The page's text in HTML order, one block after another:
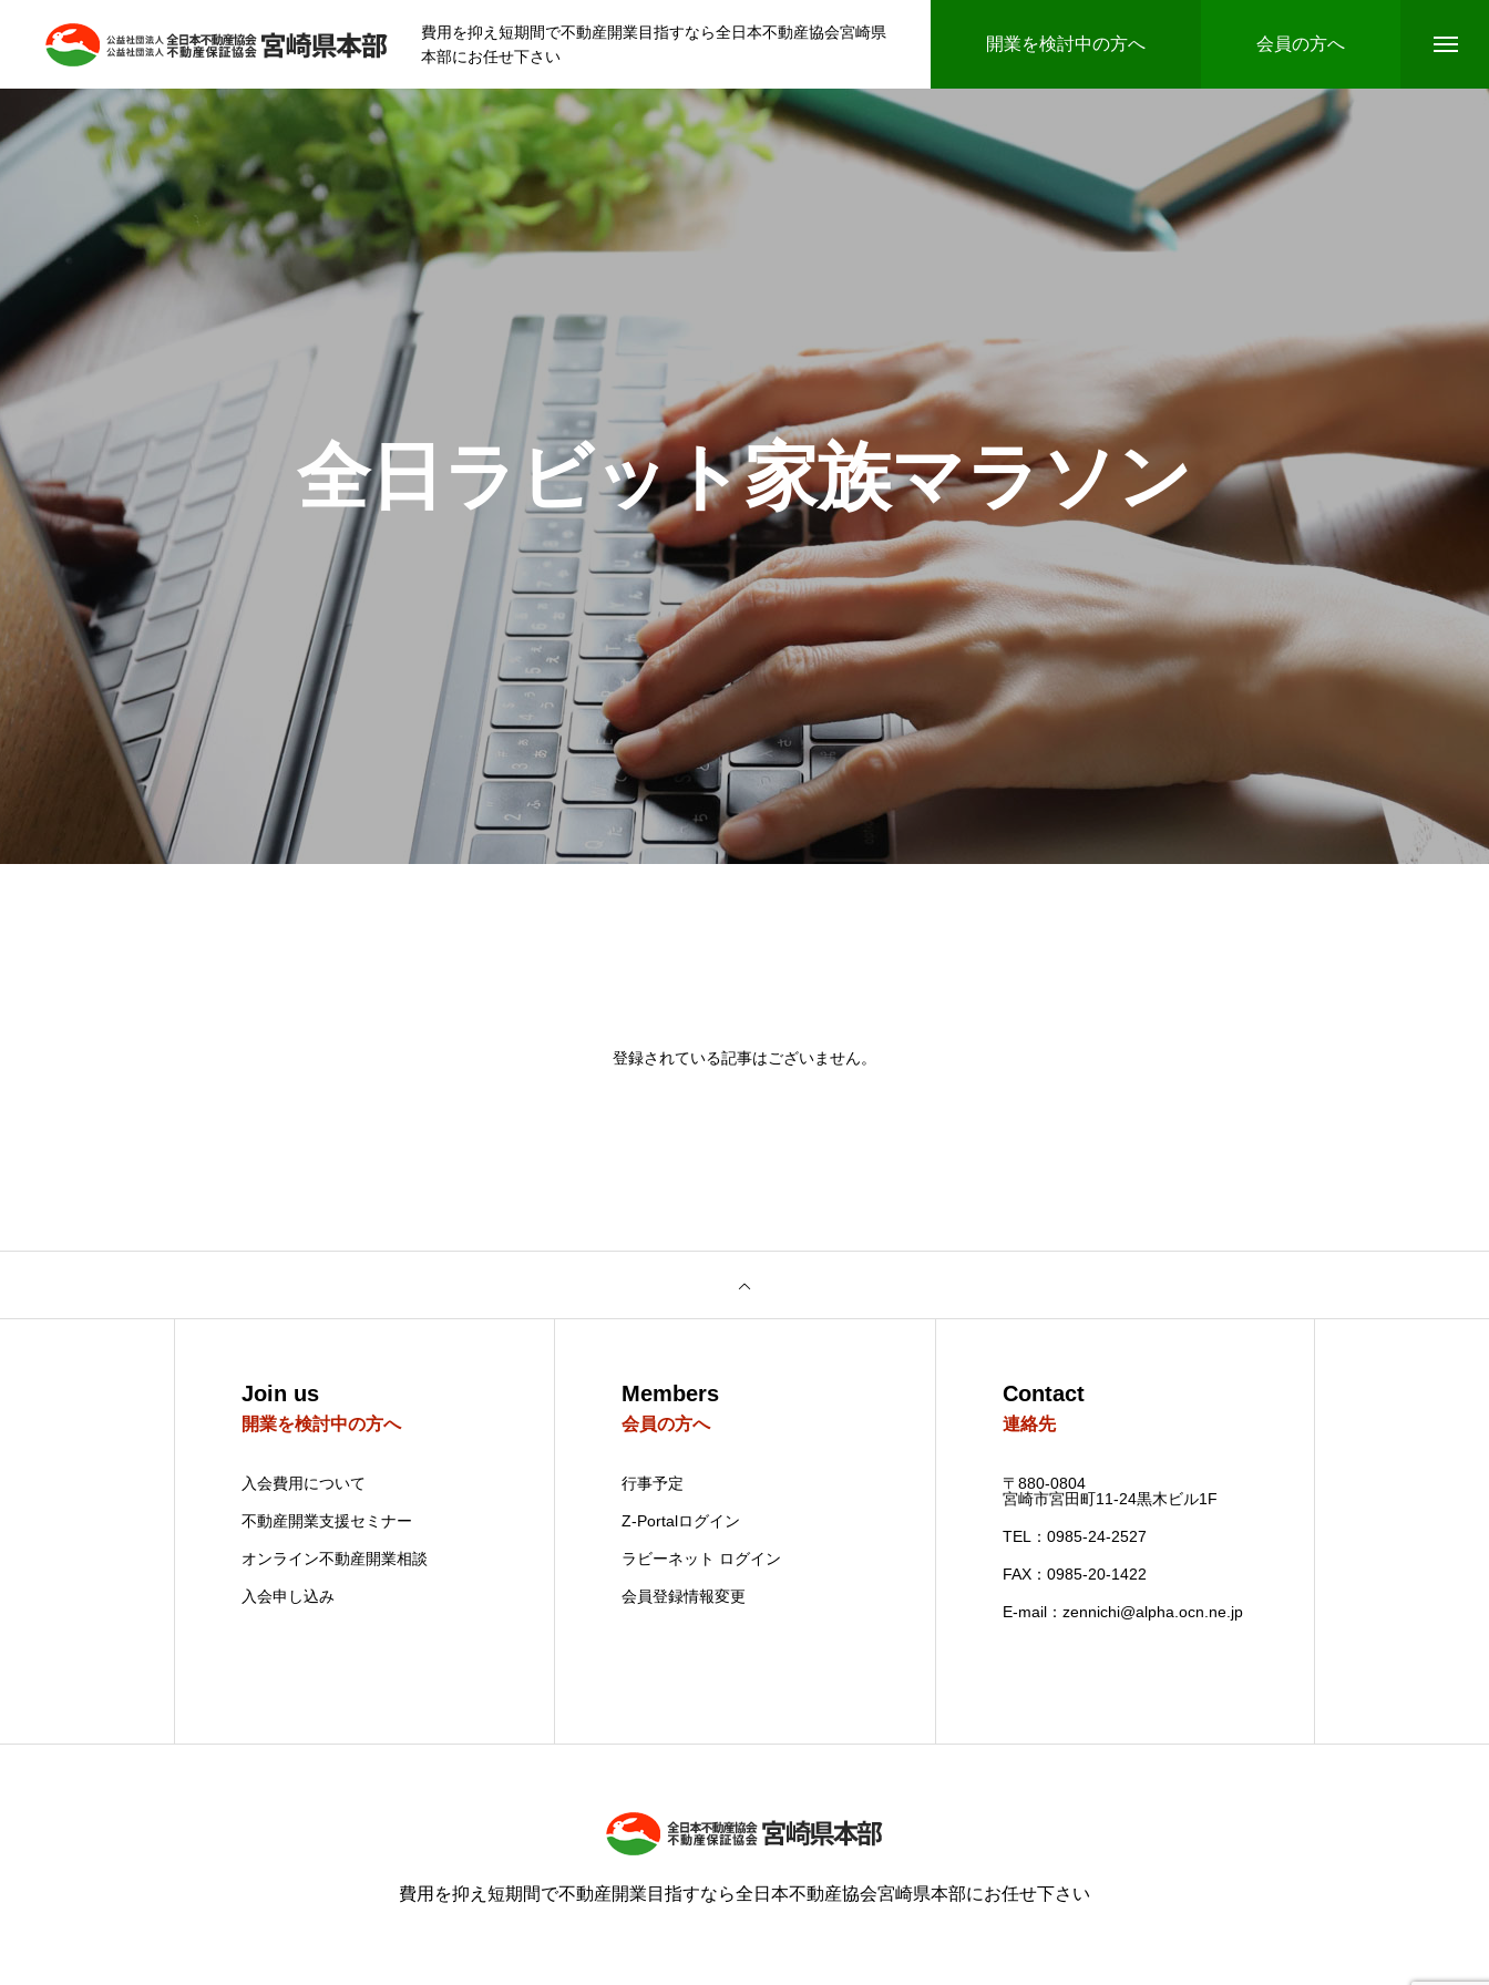
費用を抑え短期間で不動産開業目指すなら全日本不動産協会宮崎県
本部にお任せ下さい
開業を検討中の方へ 会員の方へ
トップページへ戻る
お知らせ
宮崎の物件検索 Property search
当会について
全日ラビット家族マラソン
登録されている記事はございません。
Join us
開業を検討中の方へ
入会費用について
不動産開業支援セミナー
オンライン不動産開業相談
入会申し込み
Members
会員の方へ
行事予定
Z-Portalログイン
ラビーネット ログイン
会員登録情報変更
Contact
連絡先
〒880-0804
宮崎市宮田町11-24黒木ビル1F
TEL：0985-24-2527
FAX：0985-20-1422
E-mail：zennichi@alpha.ocn.ne.jp
費用を抑え短期間で不動産開業目指すなら全日本不動産協会宮崎県本部にお任せ下さい